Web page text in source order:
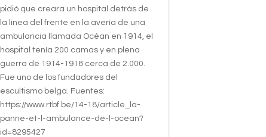
pidió que creara un hospital detrás de
la línea del frente en la avería de una
ambulancia llamada Océan en 1914, el
hospital tenía 200 camas y en plena
guerra de 1914-1918 cerca de 2.000.
Fue uno de los fundadores del
escultismo belga. Fuentes:
https://www.rtbf.be/14-18/article_la-
panne-et-l-ambulance-de-l-ocean?
id=8295427